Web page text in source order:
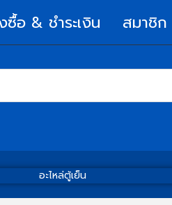
ซื้อ & ชำระเงิน สมาชิก
อะไหล่ตู้เย็น